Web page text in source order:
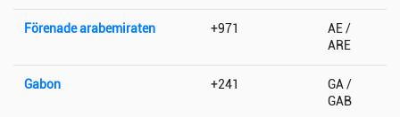
Förenade arabemiraten +971
AE /
ARE
Gabon +241
GA /
GAB